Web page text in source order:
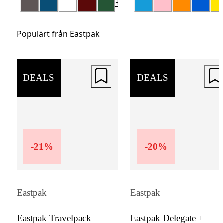
+
Populärt från Eastpak
DEALS
-21 %
Eastpak
Eastpak Travelpack
DEALS
-20%
Eastpak
Eastpak Delegate +